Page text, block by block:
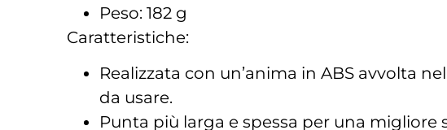
Peso: 182 g
Caratteristiche:
Realizzata con un’anima in ABS avvolta
da usare.
Punta più larga e spessa per una migliore